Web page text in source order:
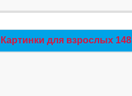
Картинки для взрослых 148